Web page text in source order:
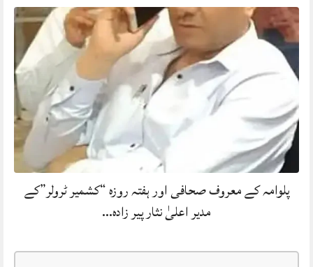
پلوامہ کے معروف صحافی اور ہفتہ روزہ “کشمیر ٹرولر”کے
مدیر اعلیٰ نثار پیر زادہ…